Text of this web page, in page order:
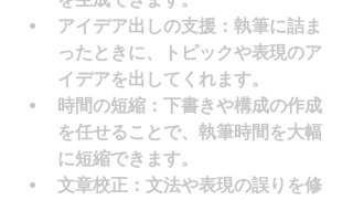
アイデア出しの支援 ：執筆に詰ま
ったときに、トピックや表現のア
イデアを出してくれます。
時間の短縮 ：下書きや構成の作成
を任せることで、執筆時間を大幅
に短縮できます。
文章校正 ：文法や表現の誤りを修